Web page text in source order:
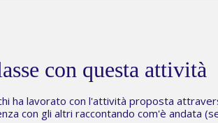
con questa attività
ha lavorato con l'attività proposta
con gli altri raccontando com'è andata